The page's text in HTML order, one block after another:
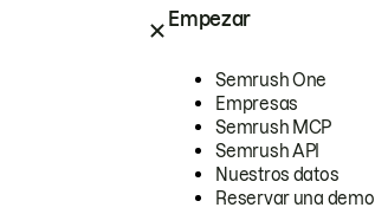
Empezar
Semrush One
Empresas
Semrush MCP
Semrush API
Nuestros datos
Reservar una demo